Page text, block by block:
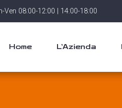
Ven 08:00-12:00 | 14:00-18:00
Home L’Azienda